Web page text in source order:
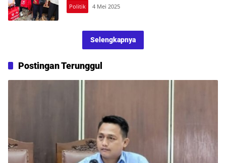
Politik 4 Mei 2025
Selengkapnya
Postingan Terunggul